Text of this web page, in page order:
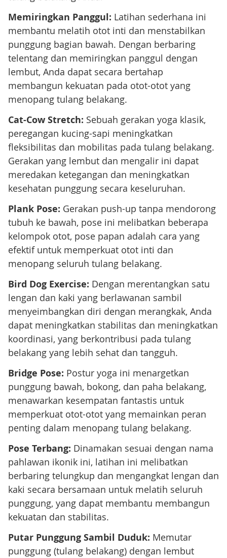
Memiringkan Panggul: Latihan sederhana ini
membantu melatih otot inti dan menstabilkan
punggung bagian bawah. Dengan berbaring
telentang dan memiringkan panggul dengan
lembut, Anda dapat secara bertahap
membangun kekuatan pada otot-otot yang
menopang tulang belakang.
Cat-Cow Stretch: Sebuah gerakan yoga klasik,
peregangan kucing-sapi meningkatkan
fleksibilitas dan mobilitas pada tulang belakang.
Gerakan yang lembut dan mengalir ini dapat
meredakan ketegangan dan meningkatkan
kesehatan punggung secara keseluruhan.
Plank Pose: Gerakan push-up tanpa mendorong
tubuh ke bawah, pose ini melibatkan beberapa
kelompok otot, pose papan adalah cara yang
efektif untuk memperkuat otot inti dan
menopang seluruh tulang belakang.
Bird Dog Exercise: Dengan merentangkan satu
lengan dan kaki yang berlawanan sambil
menyeimbangkan diri dengan merangkak, Anda
dapat meningkatkan stabilitas dan meningkatkan
koordinasi, yang berkontribusi pada tulang
belakang yang lebih sehat dan tangguh.
Bridge Pose: Postur yoga ini menargetkan
punggung bawah, bokong, dan paha belakang,
menawarkan kesempatan fantastis untuk
memperkuat otot-otot yang memainkan peran
penting dalam menopang tulang belakang.
Pose Terbang: Dinamakan sesuai dengan nama
pahlawan ikonik ini, latihan ini melibatkan
berbaring telungkup dan mengangkat lengan dan
kaki secara bersamaan untuk melatih seluruh
punggung, yang dapat membantu membangun
kekuatan dan stabilitas.
Putar Punggung Sambil Duduk: Memutar
punggung (tulang belakang) dengan lembut